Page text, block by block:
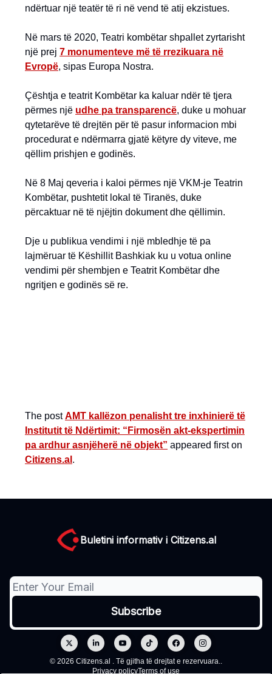
ndërtuar një teatër të ri në vend të atij ekzistues.
Në mars të 2020, Teatri kombëtar shpallet zyrtarisht
një prej 7 monumenteve më të rrezikuara në
Evropë, sipas Europa Nostra.
Çështja e teatrit Kombëtar ka kaluar ndër të tjera
përmes një udhe pa transparencë, duke u mohuar
qytetarëve të drejtën për të pasur informacion mbi
procedurat e ndërmarra gjatë këtyre dy viteve, me
qëllim prishjen e godinës.
Në 8 Maj qeveria i kaloi përmes një VKM-je Teatrin
Kombëtar, pushtetit lokal të Tiranës, duke
përcaktuar në të njëjtin dokument dhe qëllimin.
Dje u publikua vendimi i një mbledhje të pa
lajmëruar të Këshillit Bashkiak ku u votua online
vendimi për shembjen e Teatrit Kombëtar dhe
ngritjen e godinës së re.
The postAMT kallëzon penalisht tre inxhinierë të
Institutit të Ndërtimit: “Firmosën akt-ekspertimin
pa ardhur asnjëherë në objekt” appeared first on
Citizens.al .
Buletini informativ i Citizens.al
© 2026 Citizens.al . Të gjitha të drejtat e rezervuara..
Privacy policyTerms of use